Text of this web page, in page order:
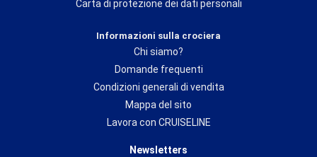
Carta di protezione dei dati personali
Informazioni sulla crociera
Chi siamo?
Domande frequenti
Condizioni generali di vendita
Mappa del sito
Lavora con CRUISELINE
Newsletters